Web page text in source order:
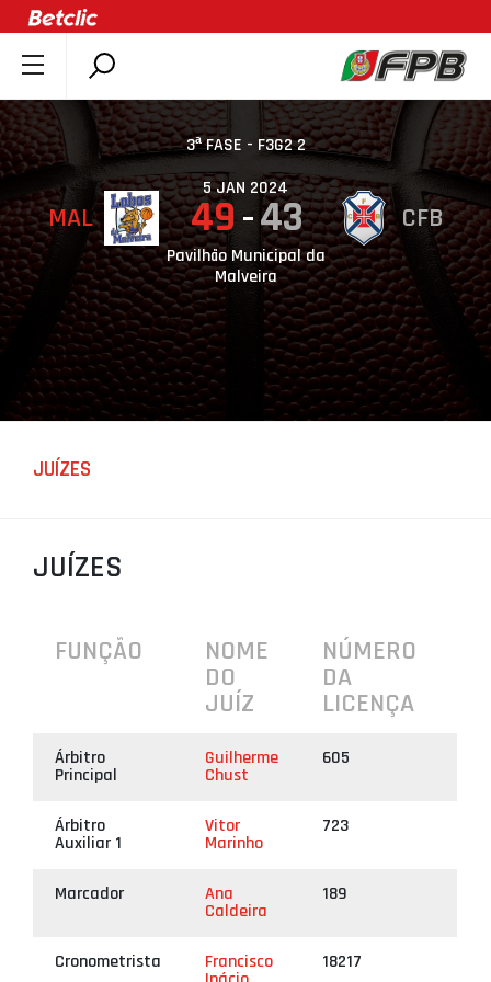
SOBRE A FPB
DOCUMENTOS
ÚLTIMAS
COMPETIÇÕES
ASSOCIAÇÕES
CLUBES
AGENTES
AGENDA
SELEÇÕES
ÁREA TÉCNICA
LIGA BETCLIC MASCULINA
3ª FASE - F3G2 2
5 JAN 2024
MAL 49 43 CFB
Pavilhão Municipal da
Malveira
JUÍZES
JUÍZES
FUNÇÃO
NOME
DO
JUÍZ
NÚMERO
DA
LICENÇA
Árbitro
Principal
Guilherme
Chust
605
Árbitro
Auxiliar 1
Vitor
Marinho
723
Marcador Ana
Caldeira
189
Cronometrista Francisco 18217